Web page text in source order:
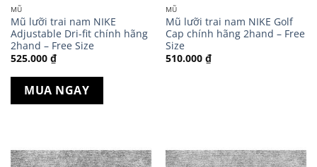
MŨ
Mũ lưỡi trai nam NIKE
Adjustable Dri-fit chính hãng
2hand – Free Size
525.000 ₫
MUA NGAY
MŨ
Mũ lưỡi trai nam NIKE Golf
Cap chính hãng 2hand – Free
Size
510.000 ₫